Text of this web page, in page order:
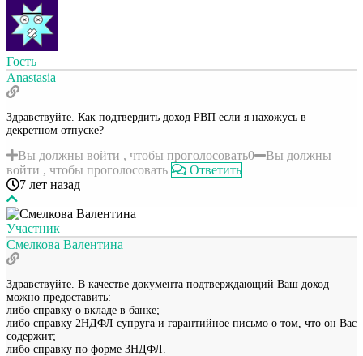
Гость
Anastasia
Здравствуйте. Как подтвердить доход РВП если я нахожусь в
декретном отпуске?
Вы должны войти , чтобы проголосовать0
Вы должны
войти , чтобы проголосовать
Ответить
7 лет назад
Участник
Смелкова Валентина
Здравствуйте. В качестве документа подтверждающий Ваш доход
можно предоставить:
либо справку о вкладе в банке;
либо справку 2НДФЛ супруга и гарантийное письмо о том, что он Вас
содержит;
либо справку по форме 3НДФЛ.